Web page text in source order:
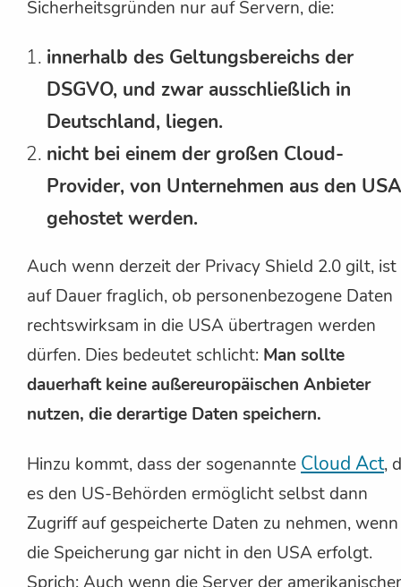
Sicherheitsgründen nur auf Servern, die:
innerhalb des Geltungsbereichs der
DSGVO, und zwar ausschließlich in
Deutschland, liegen.
nicht bei einem der großen Cloud-
Provider, von Unternehmen aus den
gehostet werden.
Auch wenn derzeit der Privacy Shield 2.0 gilt, ist
auf Dauer fraglich, ob personenbezogene Daten
rechtswirksam in die USA übertragen werden
dürfen. Dies bedeutet schlicht: Man sollte
dauerhaft keine außereuropäischen Anbieter
nutzen, die derartige Daten speichern.
Hinzu kommt, dass der sogenannte Cloud Act,
es den US-Behörden ermöglicht selbst dann
Zugriff auf gespeicherte Daten zu nehmen, wenn
die Speicherung gar nicht in den USA erfolgt.